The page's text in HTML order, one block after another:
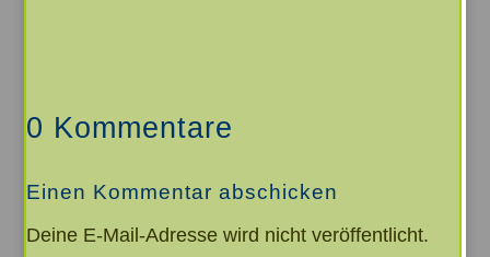
0 Kommentare
Einen Kommentar abschicken
Deine E-Mail-Adresse wird nicht veröffentlicht.